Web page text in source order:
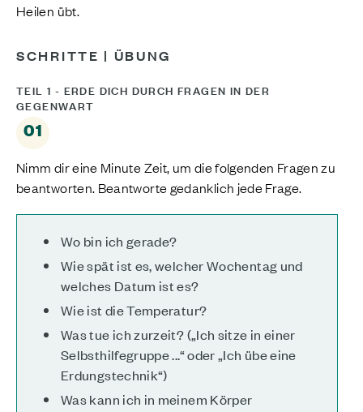
Heilen übt.
SCHRITTE | ÜBUNG
TEIL 1 - ERDE DICH DURCH FRAGEN IN DER
GEGENWART
01
Nimm dir eine Minute Zeit, um die folgenden Fragen zu
beantworten. Beantworte gedanklich jede Frage.
Wo bin ich gerade?
Wie spät ist es, welcher Wochentag und
welches Datum ist es?
Wie ist die Temperatur?
Was tue ich zurzeit? („Ich sitze in einer
Selbsthilfegruppe ...“ oder „Ich übe eine
Erdungstechnik“)
Was kann ich in meinem Körper